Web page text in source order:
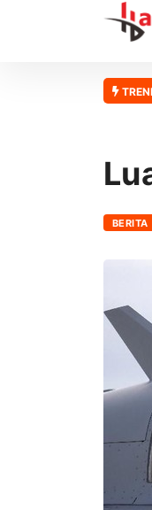
Buka IKAMSA Saweu
BERITA